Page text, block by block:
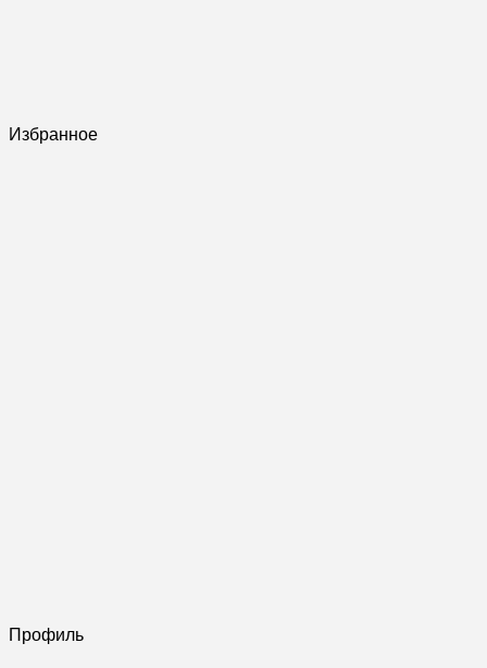
Избранное
Профиль